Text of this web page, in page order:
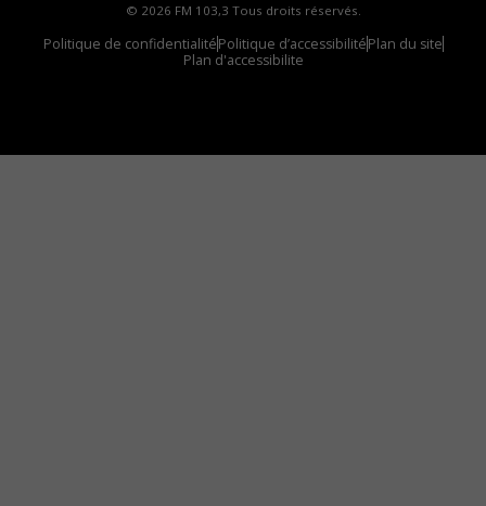
© 2026 FM 103,3 Tous droits réservés.
Politique de confidentialitéPolitique d’accessibilitéPlan du site
Plan d'accessibilite